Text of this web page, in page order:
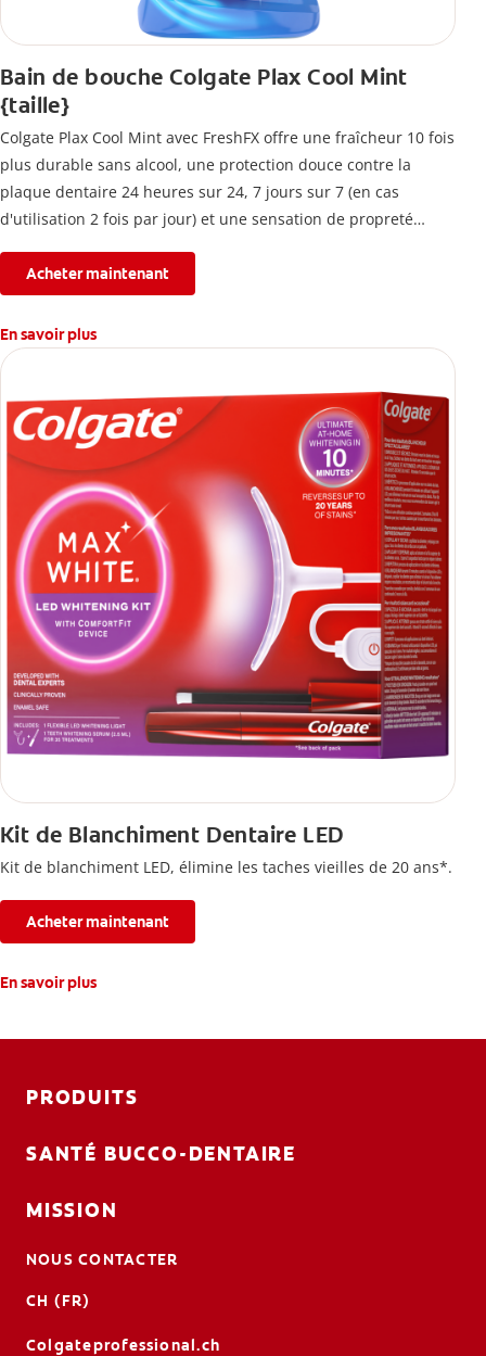
Bain de bouche Colgate Plax Cool Mint
{taille}
Colgate Plax Cool Mint avec FreshFX offre une fraîcheur 10 fois
plus durable sans alcool, une protection douce contre la
plaque dentaire 24 heures sur 24, 7 jours sur 7 (en cas
d'utilisation 2 fois par jour) et une sensation de propreté
Acheter maintenant
En savoir plus
Kit de Blanchiment Dentaire LED
Kit de blanchiment LED, élimine les taches vieilles de 20 ans*.
Acheter maintenant
En savoir plus
PRODUITS
SANTÉ BUCCO-DENTAIRE
MISSION
NOUS CONTACTER
CH (FR)
Colgateprofessional.ch